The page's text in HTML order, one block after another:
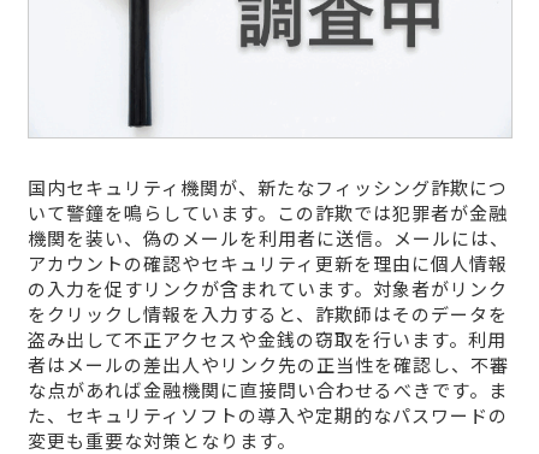
国内セキュリティ機関が、新たなフィッシング詐欺につ
いて警鐘を鳴らしています。この詐欺では犯罪者が金融
機関を装い、偽のメールを利用者に送信。メールには、
アカウントの確認やセキュリティ更新を理由に個人情報
の入力を促すリンクが含まれています。対象者がリンク
をクリックし情報を入力すると、詐欺師はそのデータを
盗み出して不正アクセスや金銭の窃取を行います。利用
者はメールの差出人やリンク先の正当性を確認し、不審
な点があれば金融機関に直接問い合わせるべきです。ま
た、セキュリティソフトの導入や定期的なパスワードの
変更も重要な対策となります。